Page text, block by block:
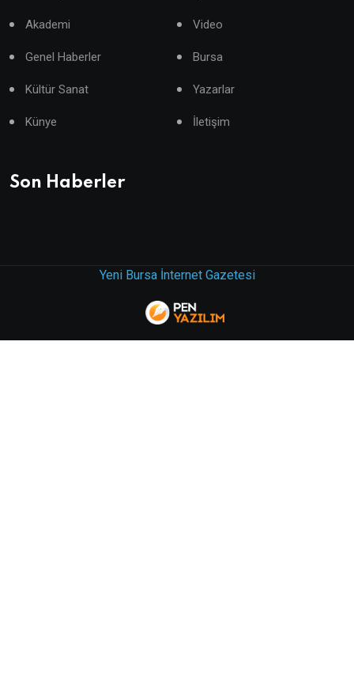
Akademi Video
Genel Haberler Bursa
Kültür Sanat Yazarlar
Künye İletişim
Son Haberler
Yeni Bursa İnternet Gazetesi